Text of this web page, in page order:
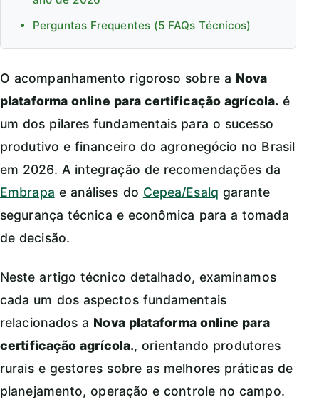
Perguntas Frequentes (5 FAQs Técnicos)
O acompanhamento rigoroso sobre a Nova
plataforma online para certificação agrícola. é
um dos pilares fundamentais para o sucesso
produtivo e financeiro do agronegócio no Brasil
em 2026. A integração de recomendações da
Embrapa e análises do Cepea/Esalq garante
segurança técnica e econômica para a tomada
de decisão.
Neste artigo técnico detalhado, examinamos
cada um dos aspectos fundamentais
relacionados a Nova plataforma online para
certificação agrícola., orientando produtores
rurais e gestores sobre as melhores práticas de
planejamento, operação e controle no campo.